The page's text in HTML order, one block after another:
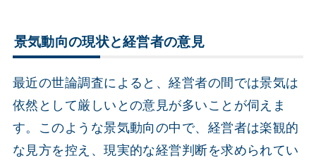
景気動向の現状と経営者の意見
最近の世論調査によると、経営者の間では景気は
依然として厳しいとの意見が多いことが伺えま
す。このような景気動向の中で、経営者は楽観的
な見方を控え、現実的な経営判断を求められてい